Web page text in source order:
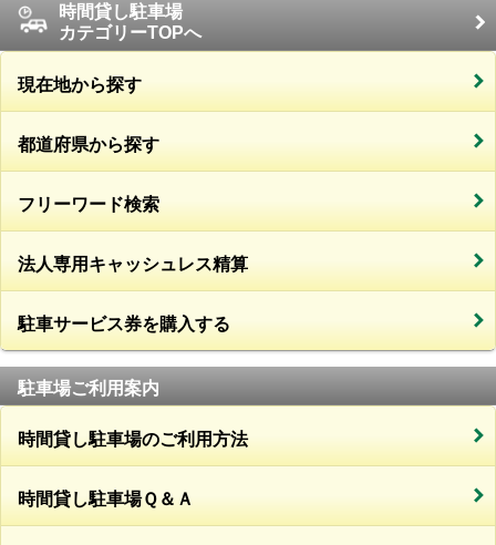
時間貸し駐車場
カテゴリーTOPへ
現在地から探す
都道府県から探す
フリーワード検索
法人専用キャッシュレス精算
駐車サービス券を購入する
駐車場ご利用案内
時間貸し駐車場のご利用方法
時間貸し駐車場Ｑ＆Ａ